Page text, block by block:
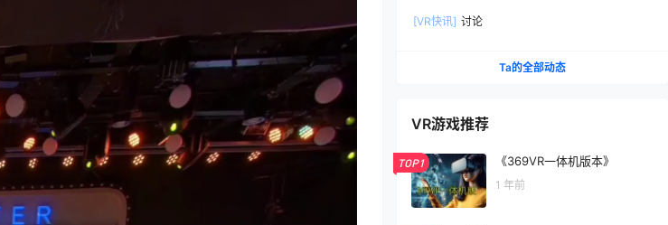
[VR快讯] 讨论
Ta的全部动态
VR游戏推荐
TOP1 《369VR一体机版本》
1 年前